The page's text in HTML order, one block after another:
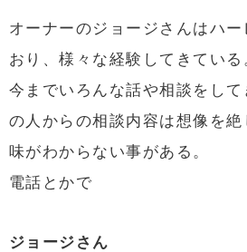
オーナーのジョージさんはハ
おり、様々な経験してきている
今までいろんな話や相談をして
の人からの相談内容は想像を
味がわからない事がある。
電話とかで
ジョージさん